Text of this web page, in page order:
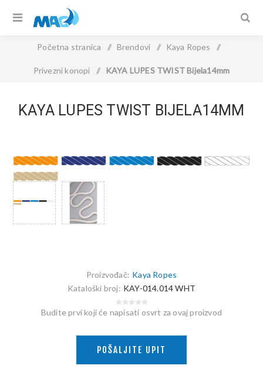
Početna stranica / Brendovi / Kaya Ropes /
Privezni konopi / KAYA LUPES TWIST Bijela14mm
KAYA LUPES TWIST BIJELA14MM
Proizvođač: Kaya Ropes
Kataloški broj: KAY-014.014 WHT
Budite prvi koji će napisati osvrt za ovaj proizvod
POŠALJITE UPIT